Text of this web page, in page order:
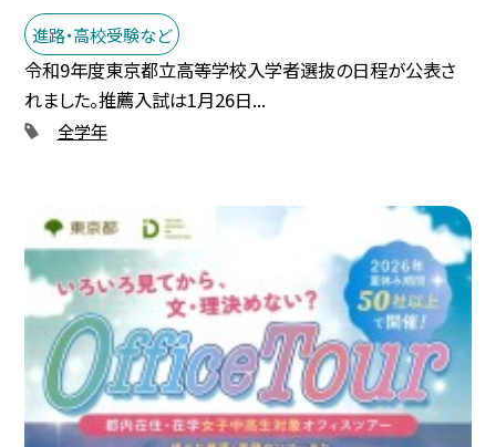
進路・高校受験など
令和9年度東京都立高等学校入学者選抜の日程が公表さ
れました。推薦入試は1月26日...
全学年